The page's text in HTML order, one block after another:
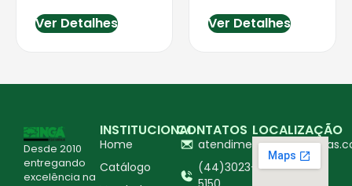
Ver Detalhes Ver Detalhes
Desde 2010
entregando
excelência na
INSTITUCIONAL
Home
Catálogo
CONTATOS
(44)3023-
LOCALIZAÇÃO